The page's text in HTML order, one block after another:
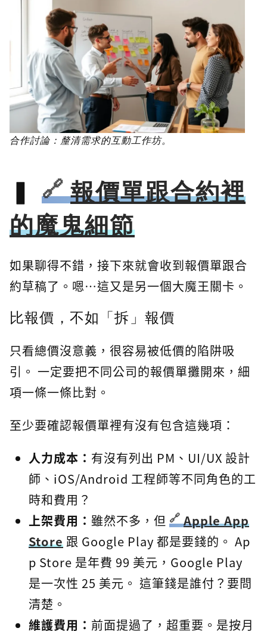
合作討論：釐清需求的互動工作坊。
報價單跟合約裡
的魔鬼細節
如果聊得不錯，接下來就會收到報價單跟合
約草稿了。嗯…這又是另一個大魔王關卡。
比報價，不如「拆」報價
只看總價沒意義，很容易被低價的陷阱吸
引。 一定要把不同公司的報價單攤開來，細
項一條一條比對。
至少要確認報價單裡有沒有包含這幾項：
人力成本： 有沒有列出 PM、UI/UX 設計
師、iOS/Android 工程師等不同角色的工
時和費用？
上架費用： 雖然不多，但
Apple App
Store跟 Google Play 都是要錢的。 Ap
p Store 是年費 99 美元，Google Play
是一次性 25 美元。 這筆錢是誰付？要問
清楚。
維護費用： 前面提過了，超重要。是按月